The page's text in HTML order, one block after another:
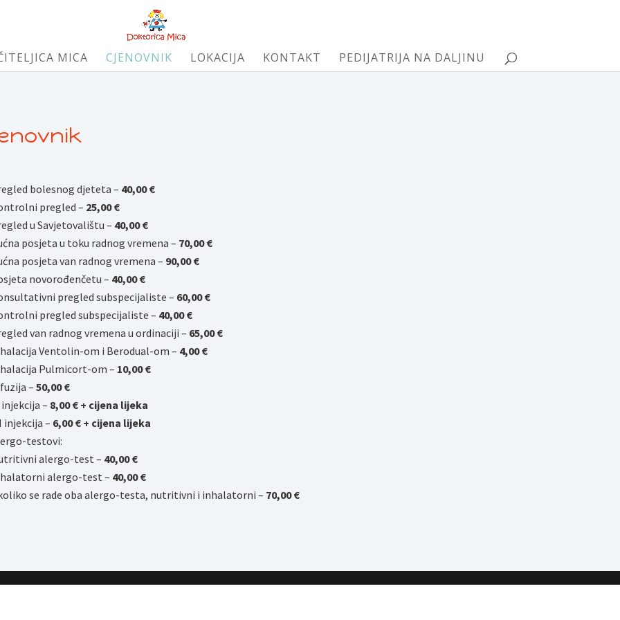
MICA CJENOVNIK LOKACIJA KONTAKT PEDIJATRIJA NA DALJINU
bolesnog djeteta – 40,00 €
pregled – 25,00 €
u Savjetovalištu – 40,00 €
posjeta u toku radnog vremena – 70,00 €
posjeta van radnog vremena – 90,00 €
novorođenčetu – 40,00 €
pregled subspecijaliste – 60,00 €
pregledsubspecijaliste – 40,00 €
van radnog vremena u ordinaciji – 65,00 €
Ventolin-om i Berodual-om – 4,00 €
Pulmicort-om – 10,00 €
–50,00 €
injekcija – 8,00 € + cijena lijeka
injekcija – 6,00 € + cijena lijeka
testovi:
alergo-test – 40,00 €
alergo-test – 40,00 €
se rade oba alergo-testa, nutritivni i inhalatorni– 70,00 €